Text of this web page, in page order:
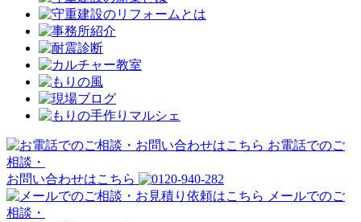
お電話でのご
相談・
お問い合わせはこちら
メールでのご
相談・